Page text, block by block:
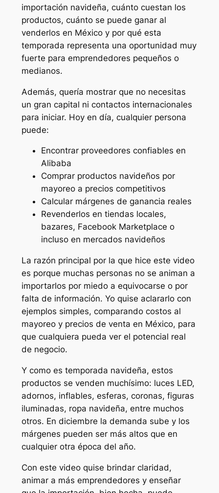
importación navideña, cuánto cuestan los
productos, cuánto se puede ganar al
venderlos en México y por qué esta
temporada representa una oportunidad muy
fuerte para emprendedores pequeños o
medianos.
Además, quería mostrar que no necesitas
un gran capital ni contactos internacionales
para iniciar. Hoy en día, cualquier persona
puede:
Encontrar proveedores confiables en
Alibaba
Comprar productos navideños por
mayoreo a precios competitivos
Calcular márgenes de ganancia reales
Revenderlos en tiendas locales,
bazares, Facebook Marketplace o
incluso en mercados navideños
La razón principal por la que hice este video
es porque muchas personas no se animan a
importarlos por miedo a equivocarse o por
falta de información. Yo quise aclararlo con
ejemplos simples, comparando costos al
mayoreo y precios de venta en México, para
que cualquiera pueda ver el potencial real
de negocio.
Y como es temporada navideña, estos
productos se venden muchísimo: luces LED,
adornos, inflables, esferas, coronas, figuras
iluminadas, ropa navideña, entre muchos
otros. En diciembre la demanda sube y los
márgenes pueden ser más altos que en
cualquier otra época del año.
Con este video quise brindar claridad,
animar a más emprendedores y enseñar